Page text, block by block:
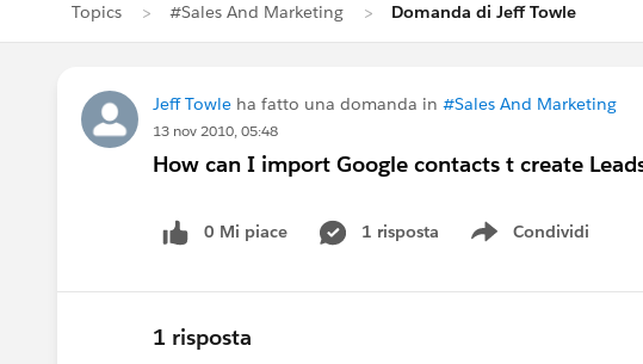
Topics #Sales And Marketing Domanda di Jeff Towle
Jeff Towle ha fatto una domanda in #Sales And Marketing
13 nov 2010, 05:48
How can I import Google contacts t create
0 Mi piace 1 risposta Condividi
Show menu
1 risposta